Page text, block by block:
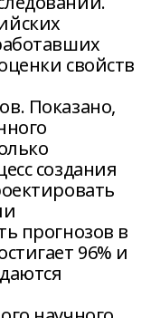
свойств
Показано,
создания
прогнозов в
96% и